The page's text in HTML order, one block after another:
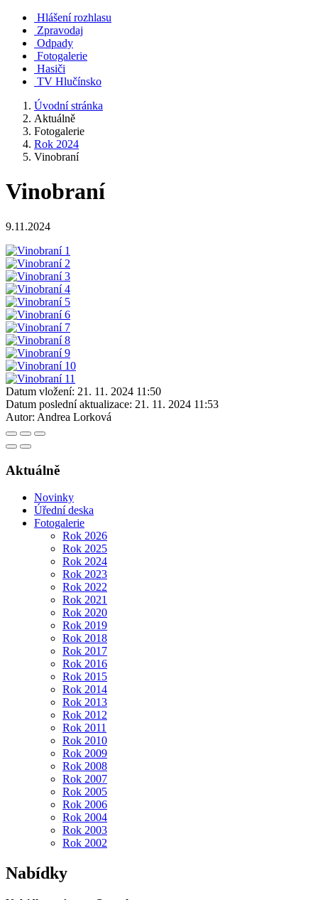
Hlášení rozhlasu
Zpravodaj
Odpady
Fotogalerie
Hasiči
TV Hlučínsko
Úvodní stránka
Aktuálně
Fotogalerie
Rok 2024
Vinobraní
Vinobraní
9.11.2024
Datum vložení: 21. 11. 2024 11:50
Datum poslední aktualizace: 21. 11. 2024 11:53
Autor: Andrea Lorková
Aktuálně
Novinky
Úřední deska
Fotogalerie
Rok 2026
Rok 2025
Rok 2024
Rok 2023
Rok 2022
Rok 2021
Rok 2020
Rok 2019
Rok 2018
Rok 2017
Rok 2016
Rok 2015
Rok 2014
Rok 2013
Rok 2012
Rok 2011
Rok 2010
Rok 2009
Rok 2008
Rok 2007
Rok 2005
Rok 2006
Rok 2004
Rok 2003
Rok 2002
Nabídky